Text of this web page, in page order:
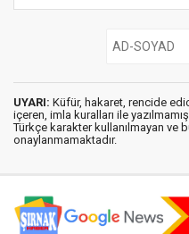
UYARI: Küfür, hakaret, rencide
içeren, imla kuralları ile
Türkçe karakter kullanılmayan ve
onaylanmamaktadır.